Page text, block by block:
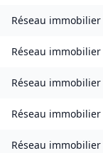
Réseau immobilier
Réseau immobilier
Réseau immobilier
Réseau immobilier
Réseau immobilier